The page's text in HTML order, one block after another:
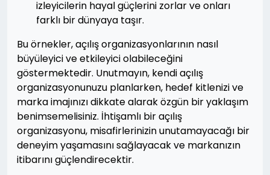
izleyicilerin hayal güçlerini zorlar ve onları
farklı bir dünyaya taşır.
Bu örnekler, açılış organizasyonlarının nasıl
büyüleyici ve etkileyici olabileceğini
göstermektedir. Unutmayın, kendi açılış
organizasyonunuzu planlarken, hedef kitlenizi ve
marka imajınızı dikkate alarak özgün bir yaklaşım
benimsemelisiniz. İhtişamlı bir açılış
organizasyonu, misafirlerinizin unutamayacağı bir
deneyim yaşamasını sağlayacak ve markanızın
itibarını güçlendirecektir.